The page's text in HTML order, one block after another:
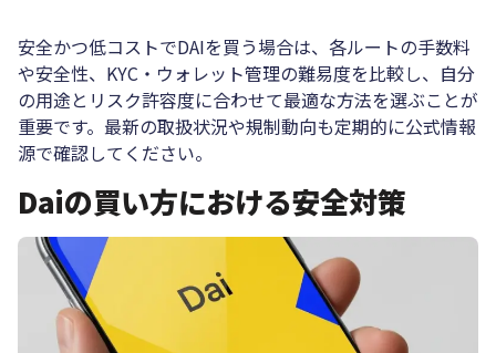
安全かつ低コストでDAIを買う場合は、各ルートの手数料
や安全性、KYC・ウォレット管理の難易度を比較し、自分
の用途とリスク許容度に合わせて最適な方法を選ぶことが
重要です。最新の取扱状況や規制動向も定期的に公式情報
源で確認してください。
Daiの買い方における安全対策